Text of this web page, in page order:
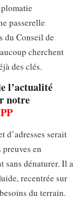
passerelle
du Conseil de
cherchent
des clés.
l’actualité
notre
d’adresses serait
en
sans dénaturer. Il a
recentrée sur
du terrain.